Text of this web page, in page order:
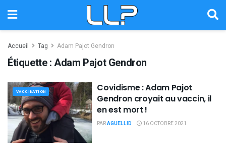
Accueil Tag Adam Pajot Gendron
Étiquette :Adam Pajot Gendron
VACCINATION
Covidisme : Adam Pajot
Gendron croyait au vaccin, il
en est mort !
PARAGUELLID 16 OCTOBRE 2021